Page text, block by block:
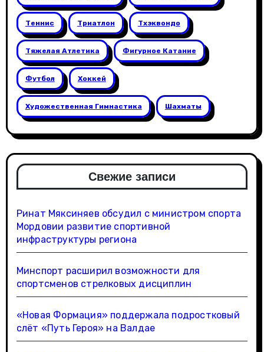
Теннис Триатлон Тхэквондо
Тяжелая Атлетика Фигурное Катание
Футбол Хоккей
Художественная Гимнастика Шахматы
Свежие записи
Ринат Мяксиняев обсудил с министром спорта
Мордовии развитие спортивной
инфраструктуры региона
Минспорт расширил возможности для
спортсменов стрелковых дисциплин
«Новая Формация» поддержала подростковый
слёт «Путь Героя» на Валдае